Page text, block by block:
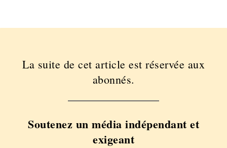
La suite de cet article est réservée aux
abonnés.
Soutenez un média indépendant et
exigeant